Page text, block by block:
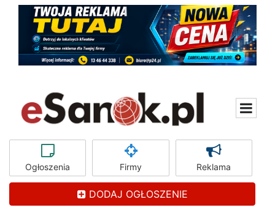
Ogłoszenia Firmy Reklama
DODAJ OGŁOSZENIE